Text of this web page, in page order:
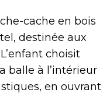
cache en bois
destinée aux
choisit
balle à l’intérieur
en ouvrant